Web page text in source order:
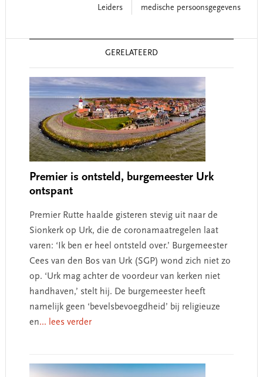
Leiders
medische persoonsgegevens
GERELATEERD
Premier is ontsteld, burgemeester Urk
ontspant
Premier Rutte haalde gisteren stevig uit naar de
Sionkerk op Urk, die de coronamaatregelen laat
varen: ‘Ik ben er heel ontsteld over.’ Burgemeester
Cees van den Bos van Urk (SGP) wond zich niet zo
op. ‘Urk mag achter de voordeur van kerken niet
handhaven,’ stelt hij. De burgemeester heeft
namelijk geen ‘bevelsbevoegdheid’ bij religieuze
en... lees verder